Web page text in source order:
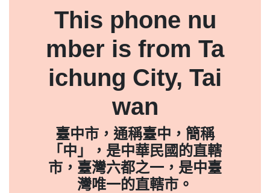
This phone nu
mber is from Ta
ichung City, Tai
wan
臺中市，通稱臺中，簡稱
「中」，是中華民國的直轄
市，臺灣六都之一，是中臺
灣唯一的直轄市。